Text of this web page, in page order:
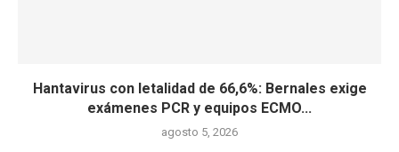
Hantavirus con letalidad de 66,6%: Bernales exige
exámenes PCR y equipos ECMO...
agosto 5, 2026